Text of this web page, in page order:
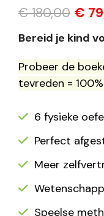
€180,00
€
€
Bereid je kind
Probeer de
tevreden =
6 fysieke
Perfect
Meer
Speelse